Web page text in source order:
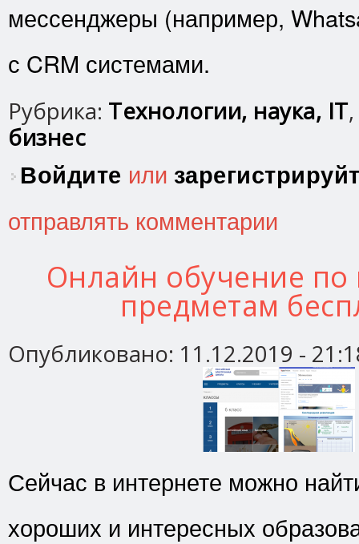
мессенджеры (например,
с CRM системами.
Рубрика: Технологии, наука, IT,
бизнес
Войдите или
отправлять комментарии
Онлайн обучение
предметам
Опубликовано: 11.12.2019 -
Сейчас в интернете можно
хороших и интересных